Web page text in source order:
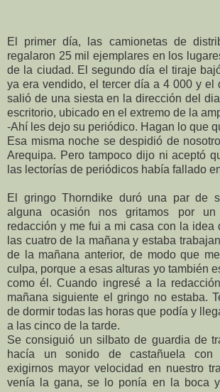
El primer día, las camionetas de
regalaron 25 mil ejemplares en los
de la ciudad. El segundo día el tiraje
ya era vendido, el tercer día a 4 000 y el
salió de una siesta en la dirección del
escritorio, ubicado en el extremo de la
-Ahí les dejo su periódico. Hagan lo que
Esa misma noche se despidió de
Arequipa. Pero tampoco dijo ni aceptó
las lectorías de periódicos había fallado
El gringo Thorndike duró una par de
alguna ocasión nos gritamos por
redacción y me fui a mi casa con la idea
las cuatro de la mañana y estaba
de la mañana anterior, de modo que
culpa, porque a esas alturas yo también
como él. Cuando ingresé a la
mañana siguiente el gringo no estaba.
de dormir todas las horas que podía y
a las cinco de la tarde.
Se consiguió un silbato de guardia de
hacía un sonido de castañuela con
exigirnos mayor velocidad en nuestro
venía la gana, se lo ponía en la boca